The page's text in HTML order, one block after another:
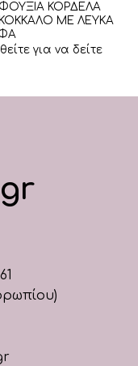
ΚΟΡΔΕΛΑ
ΜΕ ΛΕΥΚΑ
για να δείτε